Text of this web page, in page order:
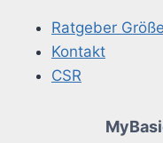
Ratgeber
Kontakt
CSR